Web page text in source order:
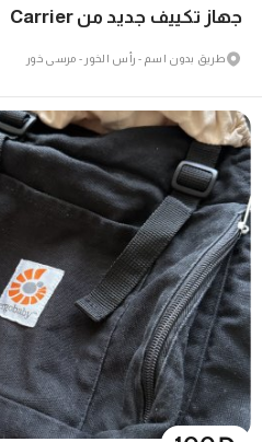
جهاز تكييف جديد من Carrier
طريق بدون اسم - رأس الخور - مرسى خور